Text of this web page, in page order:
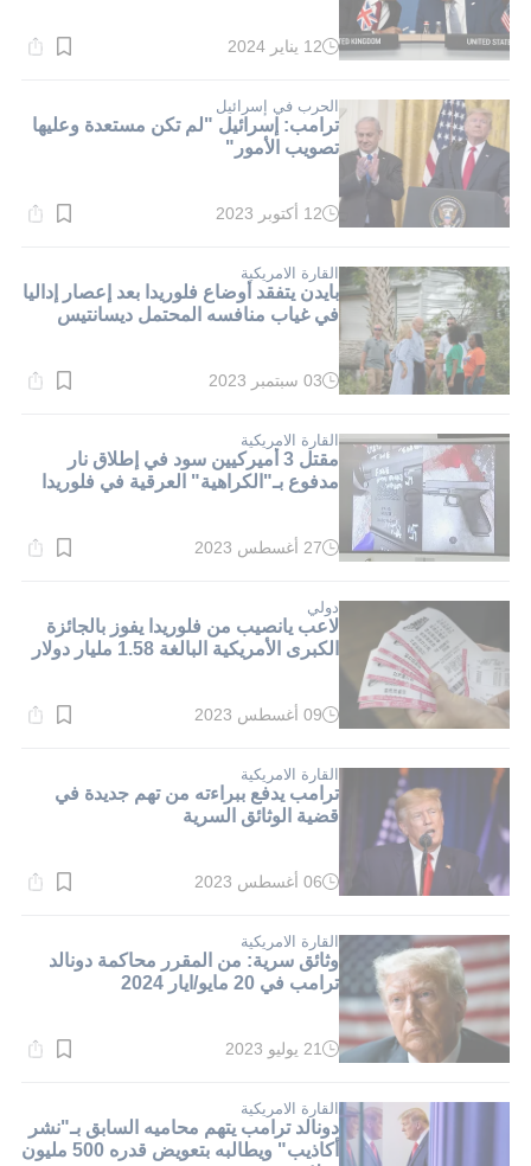
وقت
دقيقة.
12 يناير 2024
الحرب في إسرائيل
ترامب: إسرائيل "لم تكن مستعدة وعليها
تصويب الأمور"
وقت
دقيقة.
12 أكتوبر 2023
القارة الامريكية
بايدن يتفقد أوضاع فلوريدا بعد إعصار إداليا
في غياب منافسه المحتمل ديسانتيس
وقت
دقيقة.
03 سبتمبر 2023
القارة الامريكية
مقتل 3 أميركيين سود في إطلاق نار
مدفوع بـ"الكراهية" العرقية في فلوريدا
وقت
دقيقة.
27 أغسطس 2023
دولي
لاعب يانصيب من فلوريدا يفوز بالجائزة
الكبرى الأمريكية البالغة 1.58 مليار دولار
وقت
دقيقة.
09 أغسطس 2023
القارة الامريكية
ترامب يدفع ببراءته من تهم جديدة في
قضية الوثائق السرية
وقت
دقيقة.
06 أغسطس 2023
القارة الامريكية
وثائق سرية: من المقرر محاكمة دونالد
ترامب في 20 مايو/ايار 2024
وقت
دقيقة.
21 يوليو 2023
القارة الامريكية
دونالد ترامب يتهم محاميه السابق بـ"نشر
أكاذيب" ويطالبه بتعويض قدره 500 مليون